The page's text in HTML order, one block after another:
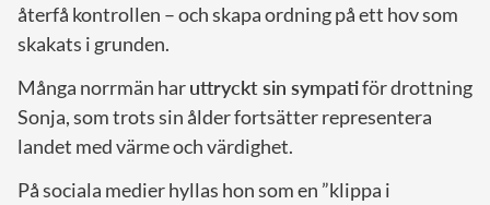
återfå kontrollen – och skapa ordning på ett hov som
skakats i grunden.
Många norrmän haruttryckt sin sympatiför drottning
Sonja, som trots sin ålder fortsätter representera
landet med värme och värdighet.
På sociala medier hyllas hon som en ”klippa i